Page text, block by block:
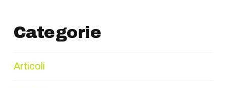
Categorie
Articoli